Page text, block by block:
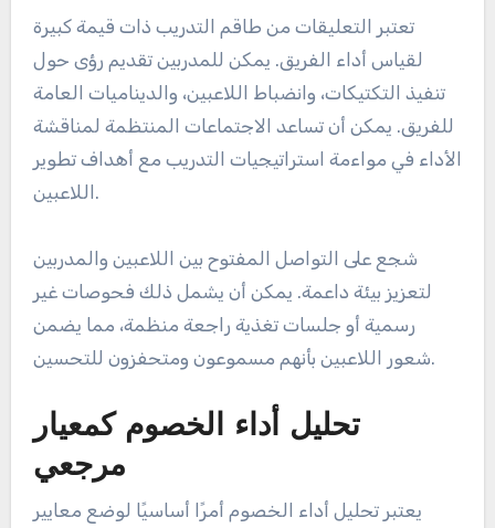
تعتبر التعليقات من طاقم التدريب ذات قيمة كبيرة
لقياس أداء الفريق. يمكن للمدربين تقديم رؤى حول
تنفيذ التكتيكات، وانضباط اللاعبين، والديناميات العامة
للفريق. يمكن أن تساعد الاجتماعات المنتظمة لمناقشة
الأداء في مواءمة استراتيجيات التدريب مع أهداف تطوير
اللاعبين.
شجع على التواصل المفتوح بين اللاعبين والمدربين
لتعزيز بيئة داعمة. يمكن أن يشمل ذلك فحوصات غير
رسمية أو جلسات تغذية راجعة منظمة، مما يضمن
شعور اللاعبين بأنهم مسموعون ومتحفزون للتحسين.
تحليل أداء الخصوم كمعيار
مرجعي
يعتبر تحليل أداء الخصوم أمرًا أساسيًا لوضع معايير